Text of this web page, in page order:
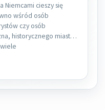
Niemcami cieszy się
wśród osób
czy osób
historycznego miasta